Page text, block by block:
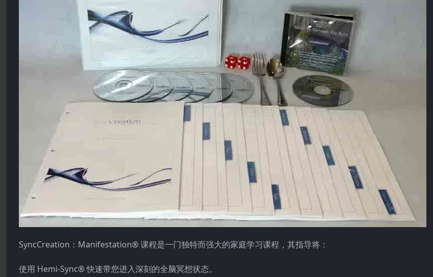
SyncCreation：Manifestation® 课程是一门独特而强大的家庭学习课程，其指导将：
使用 Hemi-Sync® 快速带您进入深刻的全脑冥想状态。